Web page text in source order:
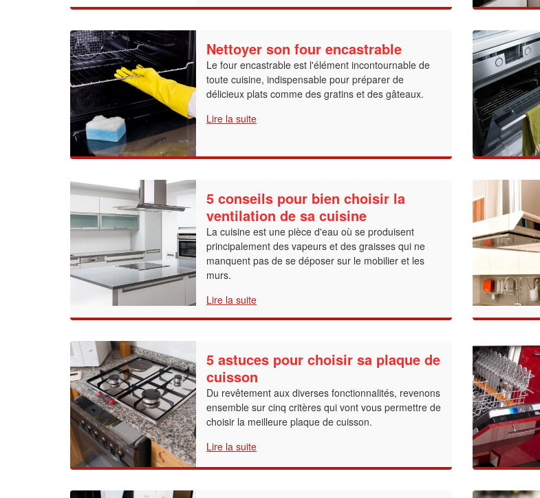
Nettoyer son four encastrable
Le four encastrable est l'élément incontournable de
toute cuisine, indispensable pour préparer de
délicieux plats comme des gratins et des gâteaux.
Lire la suite
5 conseils pour bien choisir la
ventilation de sa cuisine
La cuisine est une pièce d'eau où se produisent
principalement des vapeurs et des graisses qui ne
manquent pas de se déposer sur le mobilier et les
murs.
Lire la suite
5 astuces pour choisir sa plaque de
cuisson
Du revêtement aux diverses fonctionnalités, revenons
ensemble sur cinq critères qui vont vous permettre de
choisir la meilleure plaque de cuisson.
Lire la suite